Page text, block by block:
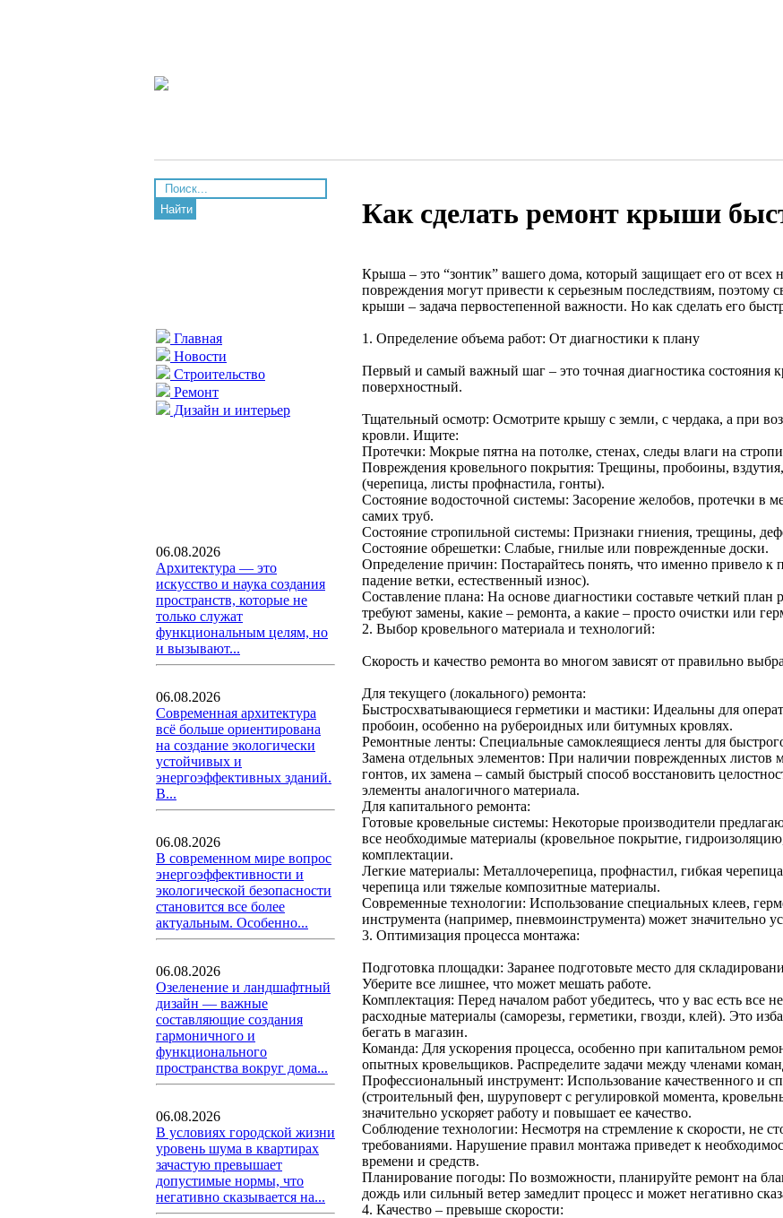
Найти
Главная
Новости
Строительство
Ремонт
Дизайн и интерьер
06.08.2026
Архитектура — это
искусство и наука создания
пространств, которые не
только служат
функциональным целям, но
и вызывают...
06.08.2026
Современная архитектура
всё больше ориентирована
на создание экологически
устойчивых и
энергоэффективных зданий.
В...
06.08.2026
В современном мире вопрос
энергоэффективности и
экологической безопасности
становится все более
актуальным. Особенно...
06.08.2026
Озеленение и ландшафтный
дизайн — важные
составляющие создания
гармоничного и
функционального
пространства вокруг дома...
06.08.2026
В условиях городской жизни
уровень шума в квартирах
зачастую превышает
допустимые нормы, что
негативно сказывается на...
Как сделать ремонт крыши
Крыша – это “зонтик” вашего дома, который защищает его от
повреждения могут привести к серьезным последствиям, поэтому
крыши – задача первостепенной важности. Но как сделать его
1. Определение объема работ: От диагностики к плану
Первый и самый важный шаг – это точная диагностика состояния
поверхностный.
Тщательный осмотр: Осмотрите крышу с земли, с чердака, а при
кровли. Ищите:
Протечки: Мокрые пятна на потолке, стенах, следы влаги на
Повреждения кровельного покрытия: Трещины, пробоины,
(черепица, листы профнастила, гонты).
Состояние водосточной системы: Засорение желобов, протечки в
самих труб.
Состояние стропильной системы: Признаки гниения, трещины,
Состояние обрешетки: Слабые, гнилые или поврежденные доски.
Определение причин: Постарайтесь понять, что именно привело
падение ветки, естественный износ).
Составление плана: На основе диагностики составьте четкий план
требуют замены, какие – ремонта, а какие – просто очистки или
2. Выбор кровельного материала и технологий:
Скорость и качество ремонта во многом зависят от правильно
Для текущего (локального) ремонта:
Быстросхватывающиеся герметики и мастики: Идеальны для
пробоин, особенно на рубероидных или битумных кровлях.
Ремонтные ленты: Специальные самоклеящиеся ленты для
Замена отдельных элементов: При наличии поврежденных листов
гонтов, их замена – самый быстрый способ восстановить
элементы аналогичного материала.
Для капитального ремонта:
Готовые кровельные системы: Некоторые производители
все необходимые материалы (кровельное покрытие,
комплектации.
Легкие материалы: Металлочерепица, профнастил, гибкая
черепица или тяжелые композитные материалы.
Современные технологии: Использование специальных клеев,
инструмента (например, пневмоинструмента) может значительно
3. Оптимизация процесса монтажа:
Подготовка площадки: Заранее подготовьте место для
Уберите все лишнее, что может мешать работе.
Комплектация: Перед началом работ убедитесь, что у вас есть все
расходные материалы (саморезы, герметики, гвозди, клей). Это
бегать в магазин.
Команда: Для ускорения процесса, особенно при капитальном
опытных кровельщиков. Распределите задачи между членами
Профессиональный инструмент: Использование качественного и
(строительный фен, шуруповерт с регулировкой момента,
значительно ускоряет работу и повышает ее качество.
Соблюдение технологии: Несмотря на стремление к скорости, не
требованиями. Нарушение правил монтажа приведет к
времени и средств.
Планирование погоды: По возможности, планируйте ремонт на
дождь или сильный ветер замедлит процесс и может негативно
4. Качество – превыше скорости: